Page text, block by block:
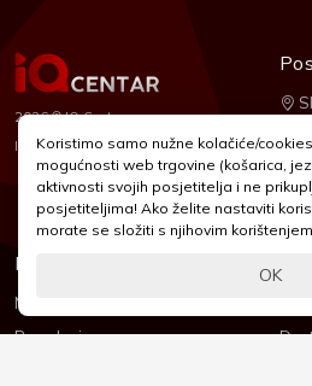
2026 © IQ Centar
Izrada:Nubilus
Informacije
Novosti & Promocije
Brandovi
Koristimo samo nužne kolačiće/
mogućnosti web trgovine (košarica,
aktivnosti svojih posjetitelja i ne
posjetiteljima! Ako želite nastaviti
morate se složiti s njihovim
OK